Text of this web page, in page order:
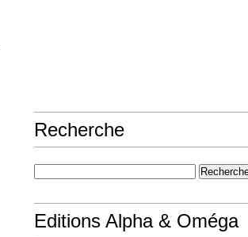
Recherche
Editions Alpha & Oméga